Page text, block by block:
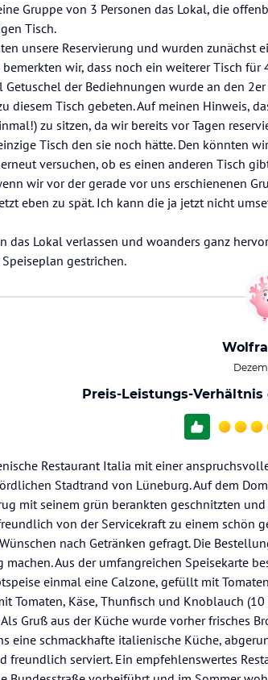
Gruppe von 3 Personen das Lokal, die
Tisch.
unsere Reservierung und wurden zunächst
wir, dass noch ein weiterer Tisch für
Getuschel der Bediehnungen wurde an den
diesem Tisch gebeten. Auf meinen Hinweis,
zu sitzen, da wir bereits vor Tagen
Tisch den sie noch hätte. Den könnten
versuchen, ob es einen anderen Tisch
wir vor der gerade vor uns erschienenen
eben zu spät. Ich kann die ja jetzt nicht
das Lokal verlassen und woanders ganz
gestrichen.
Preis-Leistungs-
Restaurant Italia mit einer
Stadtrand von Lüneburg. Auf dem
mit seinem grün berankten geschnitzten
von der Servicekraft zu einem schön
nach Getränken gefragt. Die
machen. Aus der umfangreichen Speisekarte
einmal eine Calzone, gefüllt mit
Tomaten, Käse, Thunfisch und Knoblauch
Gruß aus der Küche wurde vorher frisches
eine schmackhafte italienische Küche,
freundlich serviert. Ein empfehlenswertes